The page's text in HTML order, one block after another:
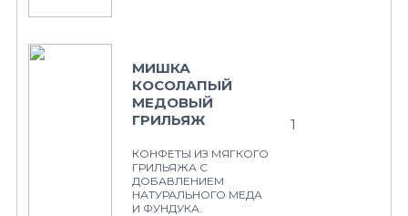
МИШКА
КОСОЛАПЫЙ
МЕДОВЫЙ
ГРИЛЬЯЖ
КОНФЕТЫ ИЗ МЯГКОГО
ГРИЛЬЯЖА С
ДОБАВЛЕНИЕМ
НАТУРАЛЬНОГО МЕДА
И ФУНДУКА.
1